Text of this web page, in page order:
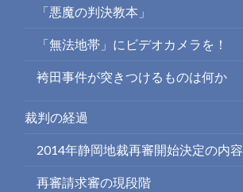
「悪魔の判決教本」
「無法地帯」にビデオカメラを！
袴田事件が突きつけるものは何か
裁判の経過
2014年静岡地裁再審開始決定の内容
再審請求審の現段階